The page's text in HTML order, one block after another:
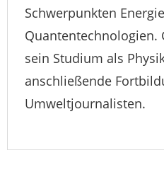
Schwerpunkten
sein Studium als
anschließende
Umweltjournalisten.